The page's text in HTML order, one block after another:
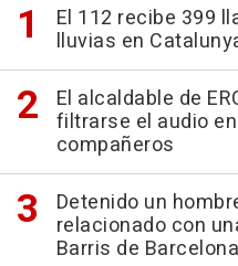
El 112 recibe 399
lluvias en
El alcaldable de
filtrarse el audio
compañeros
Detenido un
relacionado con
Barris de Barcelona